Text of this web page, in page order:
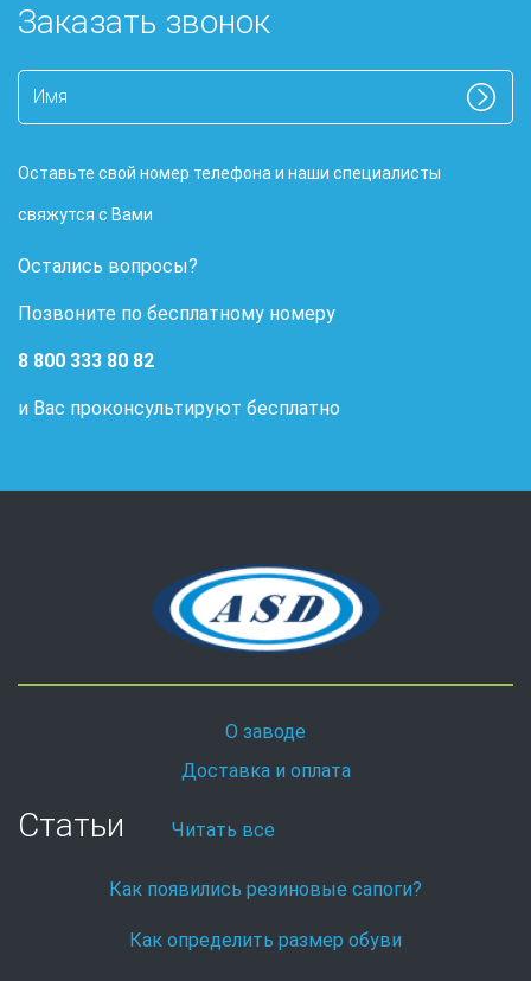
Заказать звонок
Оставьте свой номер телефона и наши специалисты
свяжутся с Вами
Остались вопросы?
Позвоните по бесплатному номеру
8 800 333 80 82
и Вас проконсультируют бесплатно
О заводе
Доставка и оплата
Статьи Читать все
Как появились резиновые сапоги?
Как определить размер обуви